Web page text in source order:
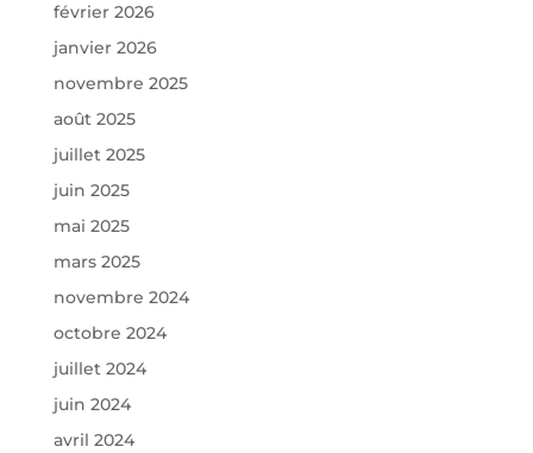
février 2026
janvier 2026
novembre 2025
août 2025
juillet 2025
juin 2025
mai 2025
mars 2025
novembre 2024
octobre 2024
juillet 2024
juin 2024
avril 2024